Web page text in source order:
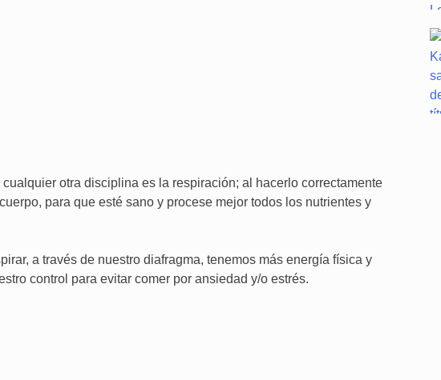
otra disciplina es la respiración; al hacerlo correctamente
para que esté sano y procese mejor todos los nutrientes y
a través de nuestro diafragma, tenemos más energía física y
control para evitar comer por ansiedad y/o estrés.